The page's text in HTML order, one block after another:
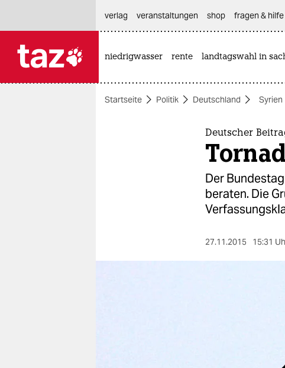
themen
verlag
veranstaltungen shop fragen & hilfe
niedrigwasser rente landtagswahl in
Startseite Politik Deutschland Syrien
Deutscher
Der
beraten. Die
27.11.2015 15:31